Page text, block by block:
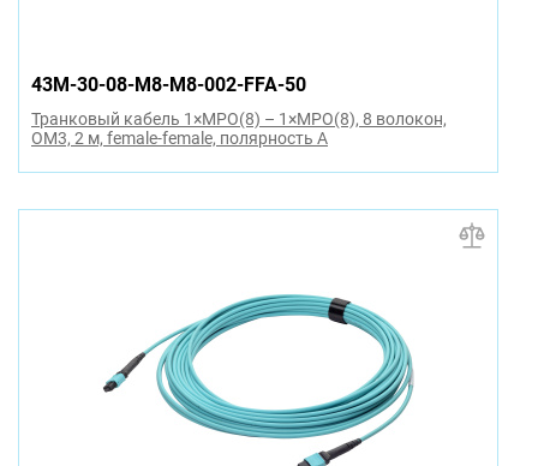
43M-30-08-M8-M8-002-FFA-50
Транковый кабель 1×MPO(8) – 1×MPO(8), 8 волокон,
OM3, 2 м, female-female, полярность A